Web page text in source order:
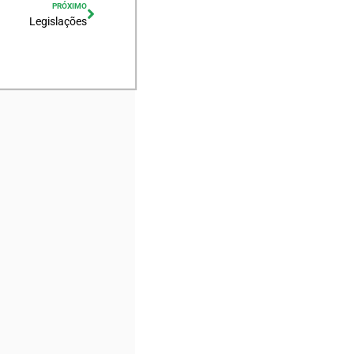
PRÓXIMO
Legislações